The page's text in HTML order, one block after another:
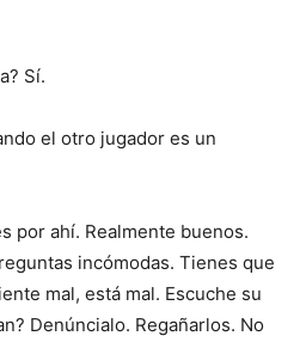
Sí.
el otro jugador es un
por ahí. Realmente buenos.
incómodas. Tienes que
mal, está mal. Escuche su
Denúncialo. Regañarlos. No